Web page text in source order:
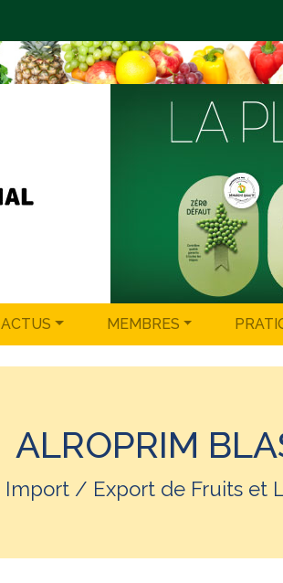
ACTUS MEMBRES
ALROPRIM
Import / Export de Fruits et